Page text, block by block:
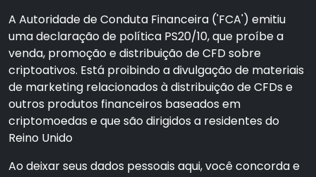
A Autoridade de Conduta Financeira ('FCA') emitiu
uma declaração de política PS20/10, que proíbe a
venda, promoção e distribuição de CFD sobre
criptoativos. Está proibindo a divulgação de materiais
de marketing relacionados à distribuição de CFDs e
outros produtos financeiros baseados em
criptomoedas e que são dirigidos a residentes do
Reino Unido
Ao deixar seus dados pessoais aqui, você concorda e